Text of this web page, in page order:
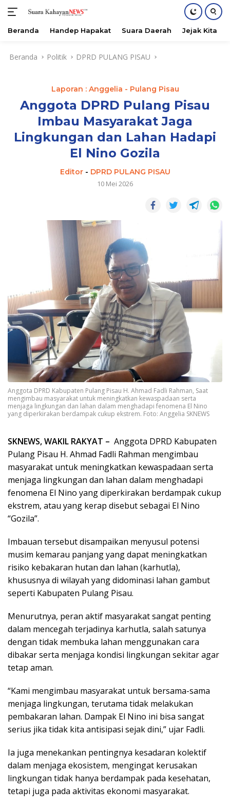
Beranda Handep Hapakat Suara Daerah Jejak Kita
Beranda Politik DPRD PULANG PISAU
Laporan : Anggelia - Pulang Pisau
Anggota DPRD Pulang Pisau
Imbau Masyarakat Jaga
Lingkungan dan Lahan Hadapi
El Nino Gozila
Editor- DPRD PULANG PISAU
10 Mei 2026
Anggota DPRD Kabupaten Pulang Pisau H. Ahmad Fadli Rahman, Saat
mengimbau masyarakat untuk meningkatkan kewaspadaan serta
menjaga lingkungan dan lahan dalam menghadapi fenomena El Nino
yang diperkirakan berdampak cukup ekstrem. Foto: Anggelia SKNEWS
SKNEWS, WAKIL RAKYAT – Anggota DPRD Kabupaten
Pulang Pisau H. Ahmad Fadli Rahman mengimbau
masyarakat untuk meningkatkan kewaspadaan serta
menjaga lingkungan dan lahan dalam menghadapi
fenomena El Nino yang diperkirakan berdampak cukup
ekstrem, atau yang kerap disebut sebagai El Nino
“Gozila”.
Imbauan tersebut disampaikan menyusul potensi
musim kemarau panjang yang dapat meningkatkan
risiko kebakaran hutan dan lahan (karhutla),
khususnya di wilayah yang didominasi lahan gambut
seperti Kabupaten Pulang Pisau.
Menurutnya, peran aktif masyarakat sangat penting
dalam mencegah terjadinya karhutla, salah satunya
dengan tidak membuka lahan menggunakan cara
dibakar serta menjaga kondisi lingkungan sekitar agar
tetap aman.
“Kami mengimbau masyarakat untuk bersama-sama
menjaga lingkungan, terutama tidak melakukan
pembakaran lahan. Dampak El Nino ini bisa sangat
serius jika tidak kita antisipasi sejak dini,” ujar Fadli.
Ia juga menekankan pentingnya kesadaran kolektif
dalam menjaga ekosistem, mengingat kerusakan
lingkungan tidak hanya berdampak pada kesehatan,
tetapi juga pada aktivitas ekonomi masyarakat.